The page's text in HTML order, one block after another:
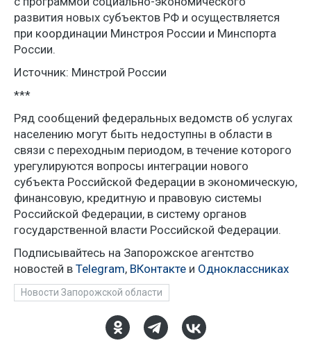
развития новых субъектов РФ и осуществляется
при координации Минстроя России и Минспорта
России.
Источник: Минстрой России
***
Ряд сообщений федеральных ведомств об услугах
населению могут быть недоступны в области в
связи с переходным периодом, в течение которого
урегулируются вопросы интеграции нового
субъекта Российской Федерации в экономическую,
финансовую, кредитную и правовую системы
Российской Федерации, в систему органов
государственной власти Российской Федерации.
Подписывайтесь на Запорожское агентство
новостей в Telegram, ВКонтакте и Одноклассниках
Новости Запорожской области